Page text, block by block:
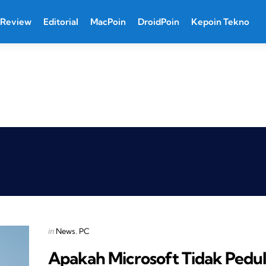
Review Editorial MacPoin DroidPoin Kepoin Tekno
Categories
Posted
in News PC
Apakah Microsoft Tidak